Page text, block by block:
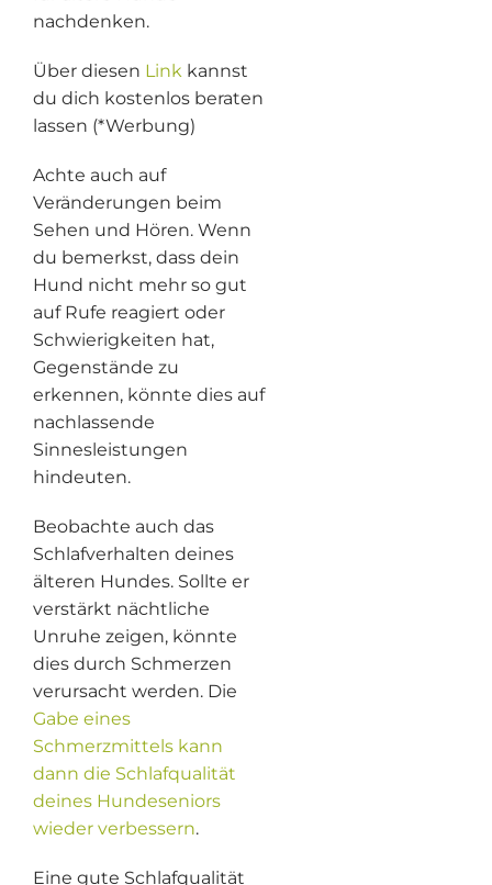
nachdenken.
Über diesen Link kannst
du dich kostenlos beraten
lassen (*Werbung)
Achte auch auf
Veränderungen beim
Sehen und Hören. Wenn
du bemerkst, dass dein
Hund nicht mehr so gut
auf Rufe reagiert oder
Schwierigkeiten hat,
Gegenstände zu
erkennen, könnte dies auf
nachlassende
Sinnesleistungen
hindeuten.
Beobachte auch das
Schlafverhalten deines
älteren Hundes. Sollte er
verstärkt nächtliche
Unruhe zeigen, könnte
dies durch Schmerzen
verursacht werden. Die
Gabe eines
Schmerzmittels kann
dann die Schlafqualität
deines Hundeseniors
wieder verbessern.
Eine gute Schlafqualität